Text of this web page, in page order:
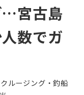
…宮古島
数でガ
ゴリー
クルージング・釣船